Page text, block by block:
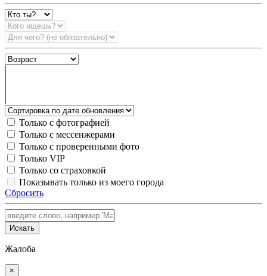
Только с фотографией
Только с мессенжерами
Только с проверенными фото
Только VIP
Только со страховкой
Показывать только из моего города
Сбросить
Искать
Жалоба
×